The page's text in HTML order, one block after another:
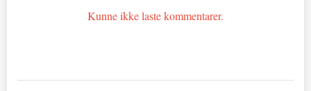
Kunne ikke laste kommentarer.